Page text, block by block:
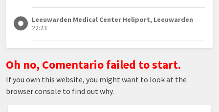
Leeuwarden Medical Center Heliport, Leeuwarden
22:23
Oh no, Comentario failed to start.
If you own this website, you might want to look at the
browser console to find out why.